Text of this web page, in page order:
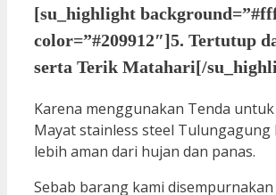
[su_highlight
color=”#209912″]5. Tertutup
serta Terik Matahari[/
Karena menggunakan Tenda
Mayat stainless steel Tulungagung
lebih aman dari hujan dan panas.
Sebab barang kami